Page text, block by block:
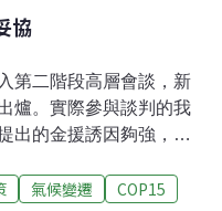
協
第二階段高層會談，新
爐。實際參與談判的我
出的金援誘因夠強，具
邦與各國進行談判，清
氣候變遷 COP15